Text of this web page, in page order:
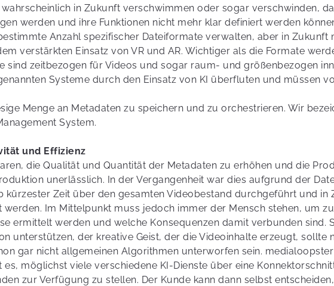
in Zukunft verschwimmen oder sogar verschwinden,
werden und ihre Funktionen nicht mehr klar definiert werden
Anzahl spezifischer Dateiformate verwalten, aber in Zukunft
verstärkten Einsatz von VR und AR. Wichtiger als die Formate
sind zeitbezogen für Videos und sogar raum- und größenbezogen
Systeme durch den Einsatz von KI überfluten und müssen
Menge an Metadaten zu speichern und zu orchestrieren. Wir
System.
und Effizienz
die Qualität und Quantität der Metadaten zu erhöhen und die
unerlässlich. In der Vergangenheit war dies aufgrund der
kürzester Zeit über den gesamten Videobestand durchgeführt und in
Im Mittelpunkt muss jedoch immer der Mensch stehen, um
ermittelt werden und welche Konsequenzen damit verbunden sind.
unterstützen, der kreative Geist, der die Videoinhalte erzeugt, sollte
gar nicht allgemeinen Algorithmen unterworfen sein.
möglichst viele verschiedene KI-Dienste über eine
zur Verfügung zu stellen. Der Kunde kann dann selbst